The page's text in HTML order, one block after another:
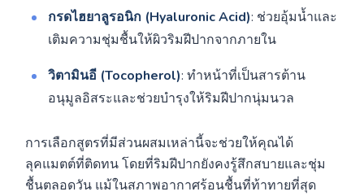
กรดไฮยาลูรอนิก (Hyaluronic Acid): ช่วยอุ้มน้ำและ
เติมความชุ่มชื้นให้ผิวริมฝีปากจากภายใน
วิตามินอี (Tocopherol): ทำหน้าที่เป็นสารต้าน
อนุมูลอิสระและช่วยบำรุงให้ริมฝีปากนุ่มนวล
การเลือกสูตรที่มีส่วนผสมเหล่านี้จะช่วยให้คุณได้
ลุคแมตต์ที่ติดทน โดยที่ริมฝีปากยังคงรู้สึกสบายและชุ่ม
ชื้นตลอดวัน แม้ในสภาพอากาศร้อนชื้นที่ท้าทายที่สุด